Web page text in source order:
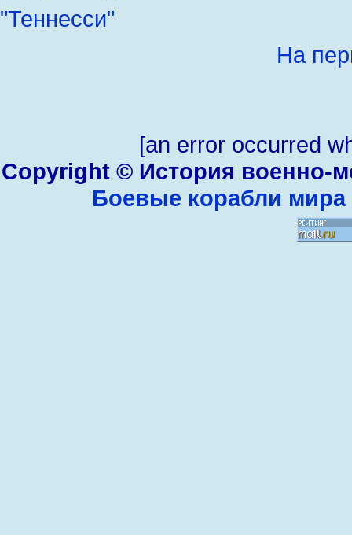
"Теннесси"
На
[an error occurred
Copyright © История военно-
Боевые корабли мира